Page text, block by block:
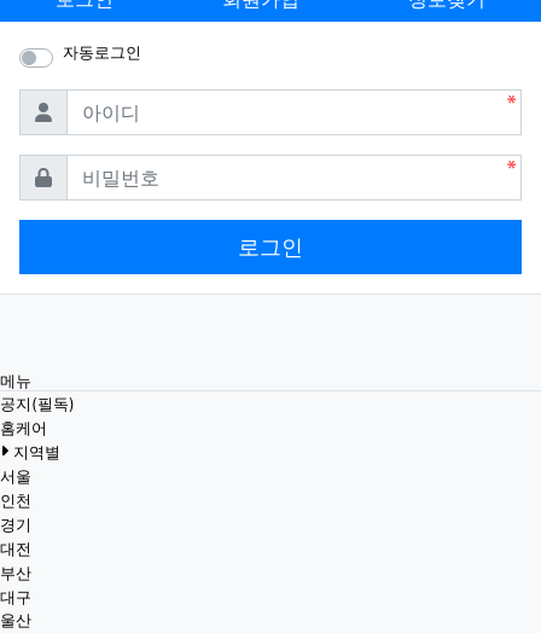
자동로그인
아이디
비밀번호
로그인
메뉴
공지(필독)
홈케어
지역별
서울
인천
경기
대전
부산
대구
울산